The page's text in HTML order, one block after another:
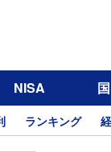
NISA
ランキング